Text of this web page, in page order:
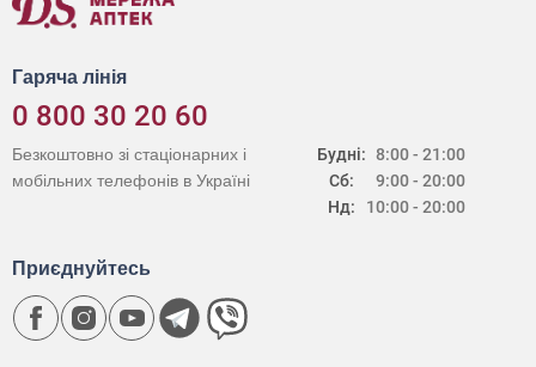
Гаряча лінія
0 800 30 20 60
Будні:
Сб:
Нд:
8:00 - 21:00
9:00 - 20:00
10:00 - 20:00
Безкоштовно зі стаціонарних і
мобільних телефонів в Україні
Приєднуйтесь